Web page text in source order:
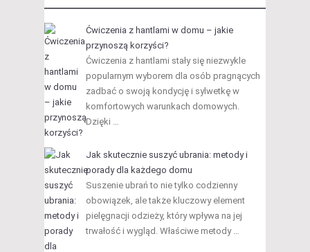
Ćwiczenia z hantlami w domu – jakie
przynoszą korzyści?
Ćwiczenia z hantlami stały się niezwykle
popularnym wyborem dla osób pragnących
zadbać o swoją kondycję i sylwetkę w
komfortowych warunkach domowych.
Dzięki …
Jak skutecznie suszyć ubrania: metody i
porady dla każdego domu
Suszenie ubrań to nie tylko codzienny
obowiązek, ale także kluczowy element
pielęgnacji odzieży, który wpływa na jej
trwałość i wygląd. Właściwe metody …